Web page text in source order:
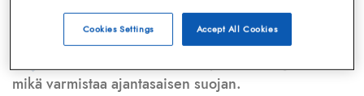
Lisäksi tunnistamme automaattisesti, jos kyseessä on
puhelinhuijarin numero, sähköpostiosoitetai
huijausviesti. Tietokantaamme päivitetään jatkuvasti,
mikä varmistaa ajantasaisen suojan.
Accept All Cookies
Cookies Settings